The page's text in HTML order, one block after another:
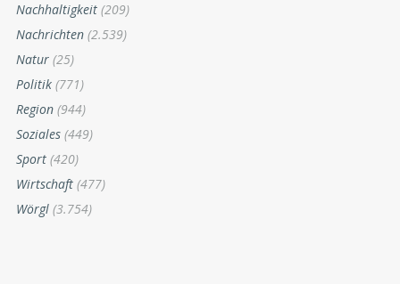
Nachhaltigkeit (209)
Nachrichten (2.539)
Natur (25)
Politik (771)
Region (944)
Soziales (449)
Sport (420)
Wirtschaft (477)
Wörgl (3.754)